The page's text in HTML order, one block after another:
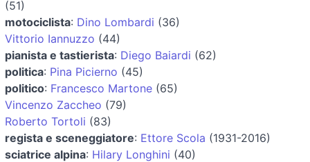
(51)
motociclista: Dino Lombardi (36)
Vittorio Iannuzzo (44)
pianista e tastierista: Diego Baiardi (62)
politica: Pina Picierno (45)
politico: Francesco Martone (65)
Vincenzo Zaccheo (79)
Roberto Tortoli (83)
regista e sceneggiatore: Ettore Scola (1931-2016)
sciatrice alpina: Hilary Longhini (40)